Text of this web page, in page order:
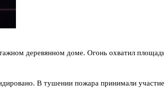
деревянном доме. Огонь охватил
В тушении пожара принимали